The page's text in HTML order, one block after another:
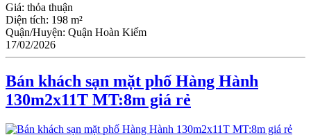
Giá: thỏa thuận
Diện tích: 198 m²
Quận/Huyện: Quận Hoàn Kiếm
17/02/2026
Bán khách sạn mặt phố Hàng Hành
130m2x11T MT:8m giá rẻ